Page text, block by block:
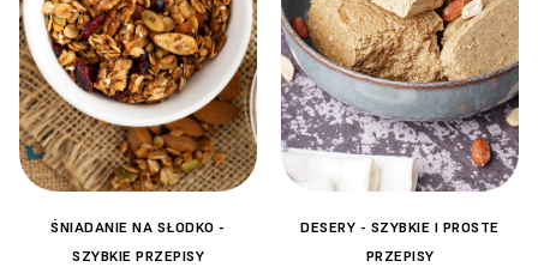
ŚNIADANIE NA SŁODKO -
SZYBKIE PRZEPISY
DESERY - SZYBKIE I PROSTE
PRZEPISY